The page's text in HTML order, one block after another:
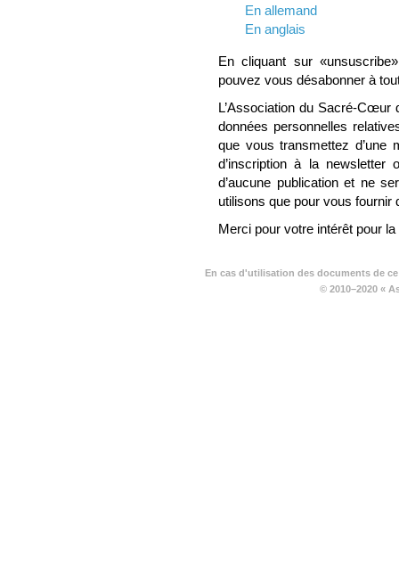
En allemand
En anglais
En cliquant sur
pouvez vous désabonner à
L’Association du Sacré-
données personnelles
que vous transmettez d’une
d’inscription à la newsletter
d’aucune publication et ne
utilisons que pour vous
Merci pour votre intérêt pour
En cas d'utilisation des documents de
© 2010–2020 «